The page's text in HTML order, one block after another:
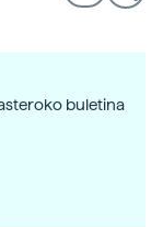
buletina